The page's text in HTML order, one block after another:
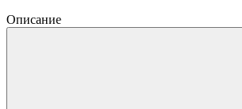
Описание